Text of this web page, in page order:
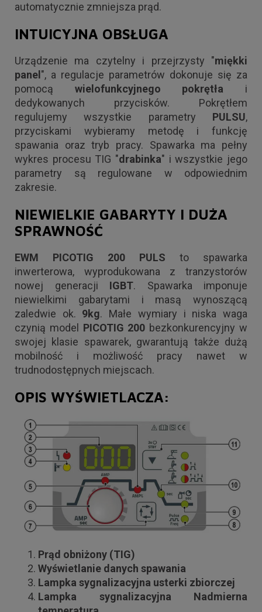
automatycznie zmniejsza prąd.
INTUICYJNA OBSŁUGA
Urządzenie ma czytelny i przejrzysty "miękki
panel ", a regulacje parametrów dokonuje się za
pomocą wielofunkcyjnego pokrętła i
dedykowanych przycisków. Pokrętłem
regulujemy wszystkie parametry PULSU,
przyciskami wybieramy metodę i funkcję
spawania oraz tryb pracy. Spawarka ma pełny
wykres procesu TIG "drabinka" i wszystkie jego
parametry są regulowane w odpowiednim
zakresie.
NIEWIELKIE GABARYTY I DUŻA
SPRAWNOŚĆ
EWM PICOTIG 200 PULS to spawarka
inwerterowa, wyprodukowana z tranzystorów
nowej generacji IGBT. Spawarka imponuje
niewielkimi gabarytami i masą wynoszącą
zaledwie ok. 9kg. Małe wymiary i niska waga
czynią model PICOTIG 200 bezkonkurencyjny w
swojej klasie spawarek, gwarantują także dużą
mobilność i możliwość pracy nawet w
trudnodostępnych miejscach.
OPIS WYŚWIETLACZA:
Prąd obniżony (TIG)
Wyświetlanie danych spawania
Lampka sygnalizacyjna usterki zbiorczej
Lampka sygnalizacyjna Nadmierna